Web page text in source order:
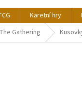
Karetní hry
Gathering